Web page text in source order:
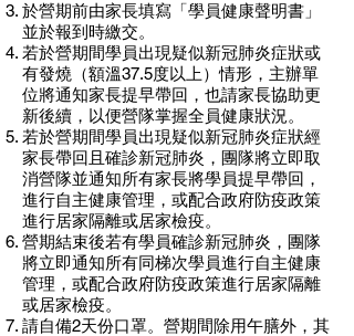
於營期前由家長填寫「學員健康聲明書」
並於報到時繳交。
若於營期間學員出現疑似新冠肺炎症狀或
有發燒（額溫37.5度以上）情形，主辦單
位將通知家長提早帶回，也請家長協助更
新後續，以便營隊掌握全員健康狀況。
若於營期間學員出現疑似新冠肺炎症狀經
家長帶回且確診新冠肺炎，團隊將立即取
消營隊並通知所有家長將學員提早帶回，
進行自主健康管理，或配合政府防疫政策
進行居家隔離或居家檢疫。
營期結束後若有學員確診新冠肺炎，團隊
將立即通知所有同梯次學員進行自主健康
管理，或配合政府防疫政策進行居家隔離
或居家檢疫。
請自備2天份口罩。營期間除用午膳外，其